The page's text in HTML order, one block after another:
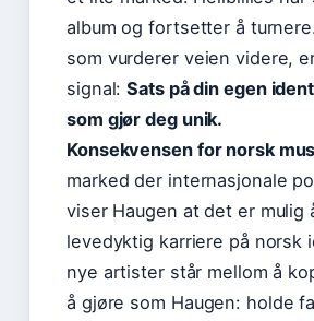
album og fortsetter å
som vurderer veien videre,
signal:Sats på din egen
som gjør deg unik.
Konsekvensen for norsk
marked der internasjonale
viser Haugen at det er mulig
levedyktig karriere på norsk
nye artister står mellom å
å gjøre som Haugen: holde